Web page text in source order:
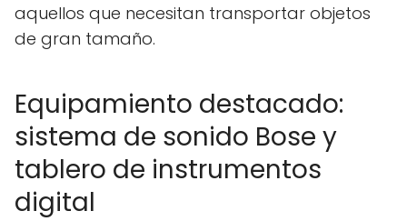
aquellos que necesitan transportar objetos
de gran tamaño.
Equipamiento destacado:
sistema de sonido Bose y
tablero de instrumentos
digital